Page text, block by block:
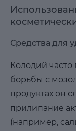
Средства для
Колодий часто
борьбы с
продуктах он
прилипание
(например,